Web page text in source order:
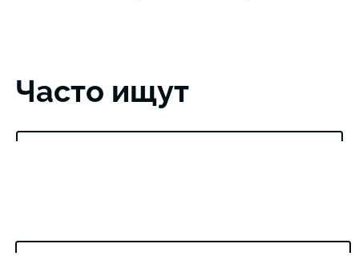
Часто ищут